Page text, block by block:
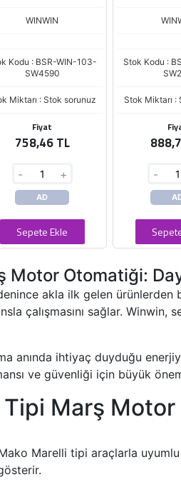
WINWIN
Kodu : BSR-WIN-103-
SW4590
Miktarı : Stok sorunuz
Fiyat
758,46 TL
- +
AD
Sepete Ekle
ZM-655 SM-
Stok Kodu :
Stok Miktarı :
-
Otomatiği:
akla ilk gelen
çalışmasını sağlar. Winwin,
anında ihtiyaç duyduğu
ve güvenliği için büyük
Marş
Marelli tipi araçlarla